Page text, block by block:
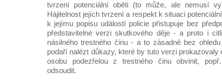
tvrzení potenciální oběti (to může, ale nemusí
Hájitelnost jejích tvrzení a respekt k situaci
k jejímu popisu událostí policie přistupuje bez
představitelné verzi skutkového děje - a proto i
násilného trestného činu - a to zásadně bez
podaří nalézt důkazy, které by tuto verzi
osobu podezřelou z trestného činu obvinit,
odsoudit.